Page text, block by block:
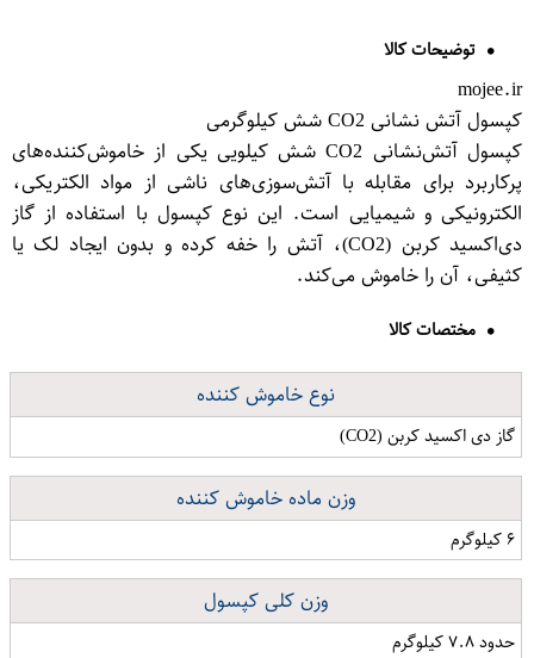
توضیحات کالا
mojee.ir
کپسول آتش نشانی CO2 شش کیلوگرمی
کپسول آتش‌نشانی CO2 شش کیلویی یکی از خاموش‌کننده‌های
پرکاربرد برای مقابله با آتش‌سوزی‌های ناشی از مواد الکتریکی،
الکترونیکی و شیمیایی است. این نوع کپسول با استفاده از گاز
دی‌اکسید کربن (CO2)، آتش را خفه کرده و بدون ایجاد لک یا
کثیفی، آن را خاموش می‌کند.
مختصات کالا
نوع خاموش کننده
گاز دی اکسید کربن (CO2)
وزن ماده خاموش کننده
۶ کیلوگرم
وزن کلی کپسول
حدود ۷.۸ کیلوگرم